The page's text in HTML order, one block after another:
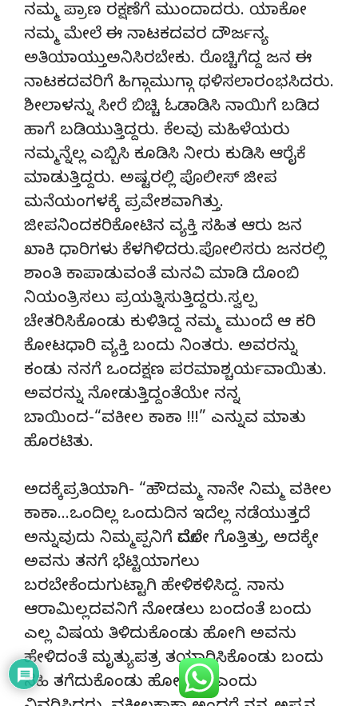
ನಮ್ಮ ಪ್ರಾಣ ರಕ್ಷಣೆಗೆ ಮುಂದಾದರು. ಯಾಕೋ
ನಮ್ಮ ಮೇಲೆ ಈ ನಾಟಕದವರ ದೌರ್ಜನ್ಯ
ಅತಿಯಾಯ್ತುಅನಿಸಿರಬೇಕು. ರೊಚ್ಚಿಗೆದ್ದ ಜನ ಈ
ನಾಟಕದವರಿಗೆ ಹಿಗ್ಗಾಮುಗ್ಗಾ ಥಳಿಸಲಾರಂಭಸಿದರು.
ಶೀಲಾಳನ್ನು ಸೀರೆ ಬಿಚ್ಚಿ ಓಡಾಡಿಸಿ ನಾಯಿಗೆ ಬಡಿದ
ಹಾಗೆ ಬಡಿಯುತ್ತಿದ್ದರು. ಕೆಲವು ಮಹಿಳೆಯರು
ನಮ್ಮನ್ನೆಲ್ಲ ಎಬ್ಬಿಸಿ ಕೂಡಿಸಿ ನೀರು ಕುಡಿಸಿ ಆರೈಕೆ
ಮಾಡುತ್ತಿದ್ದರು. ಅಷ್ಟರಲ್ಲಿ ಪೊಲೀಸ್ ಜೀಪ
ಮನೆಯಂಗಳಕ್ಕೆ ಪ್ರವೇಶವಾಗಿತ್ತು.
ಜೀಪನಿಂದಕರಿಕೋಟಿನ ವ್ಯಕ್ತಿ ಸಹಿತ ಆರು ಜನ
ಖಾಕಿ ಧಾರಿಗಳು ಕೆಳಗಿಳಿದರು.ಪೋಲಿಸರು ಜನರಲ್ಲಿ
ಶಾಂತಿ ಕಾಪಾಡುವಂತೆ ಮನವಿ ಮಾಡಿ ದೊಂಬಿ
ನಿಯಂತ್ರಿಸಲು ಪ್ರಯತ್ನಿಸುತ್ತಿದ್ದರು.ಸ್ವಲ್ಪ
ಚೇತರಿಸಿಕೊಂಡು ಕುಳಿತಿದ್ದ ನಮ್ಮ ಮುಂದೆ ಆ ಕರಿ
ಕೋಟಧಾರಿ ವ್ಯಕ್ತಿ ಬಂದು ನಿಂತರು. ಅವರನ್ನು
ಕಂಡು ನನಗೆ ಒಂದಕ್ಷಣ ಪರಮಾಶ್ಚರ್ಯವಾಯಿತು.
ಅವರನ್ನು ನೋಡುತ್ತಿದ್ದಂತೆಯೇ ನನ್ನ
ಬಾಯಿಂದ-“ವಕೀಲ ಕಾಕಾ !!!” ಎನ್ನುವ ಮಾತು
ಹೊರಟಿತು.
ಅದಕ್ಕೆಪ್ರತಿಯಾಗಿ- “ಹೌದಮ್ಮ ನಾನೇ ನಿಮ್ಮ ವಕೀಲ
ಕಾಕಾ…ಒಂದಿಲ್ಲ ಒಂದುದಿನ ಇದೆಲ್ಲ ನಡೆಯುತ್ತದೆ
ಅನ್ನುವುದು ನಿಮ್ಮಪ್ಪನಿಗೆ ಮೊದಲೇ ಗೊತ್ತಿತ್ತು, ಅದಕ್ಕೇ
ಅವನು ತನಗೆ ಭೆಟ್ಟಿಯಾಗಲು
ಬರಬೇಕೆಂದುಗುಟ್ಟಾಗಿ ಹೇಳಿಕಳಿಸಿದ್ದ. ನಾನು
ಆರಾಮಿಲ್ಲದವನಿಗೆ ನೋಡಲು ಬಂದಂತೆ ಬಂದು
ಎಲ್ಲ ವಿಷಯ ತಿಳಿದುಕೊಂಡು ಹೋಗಿ ಅವನು
ಹೇಳಿದಂತೆ ಮೃತ್ಯುಪತ್ರ ತಯಾರಿಸಿಕೊಂಡು ಬಂದು
ಸಹಿ ತಗೆದುಕೊಂಡು ಹೋಗಿದ್ದೆ” ಎಂದು